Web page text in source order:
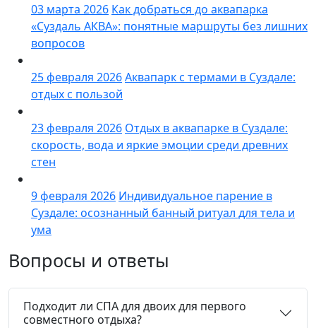
03 марта 2026 Как добраться до аквапарка
«Суздаль АКВА»: понятные маршруты без лишних
вопросов
25 февраля 2026Аквапарк с термами в Суздале:
отдых с пользой
23 февраля 2026 Отдых в аквапарке в Суздале:
скорость, вода и яркие эмоции среди древних
стен
9 февраля 2026 Индивидуальное парение в
Суздале: осознанный банный ритуал для тела и
ума
Вопросы и ответы
Подходит ли СПА для двоих для первого
совместного отдыха?